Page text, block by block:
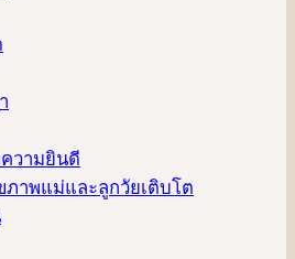
วามยินดี
าพแม่และลูกวัยเติบโต